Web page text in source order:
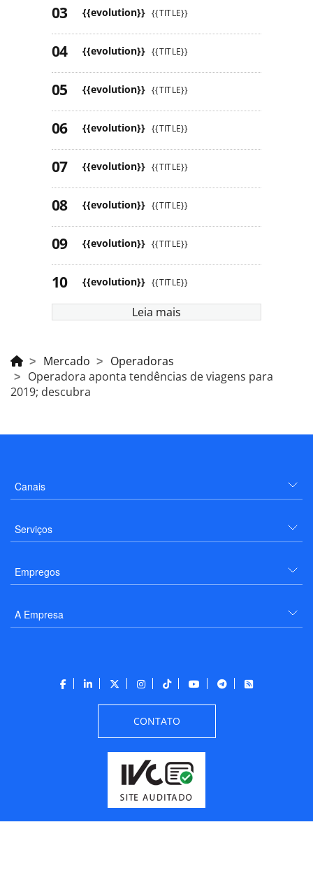
{{evolution}} {{TITLE}}
{{evolution}} {{TITLE}}
{{evolution}} {{TITLE}}
{{evolution}} {{TITLE}}
{{evolution}} {{TITLE}}
{{evolution}} {{TITLE}}
{{evolution}} {{TITLE}}
{{evolution}} {{TITLE}}
Leia mais
Mercado
Operadoras
Operadora aponta tendências de viagens para
2019; descubra
Canais
Serviços
Empregos
A Empresa
CONTATO